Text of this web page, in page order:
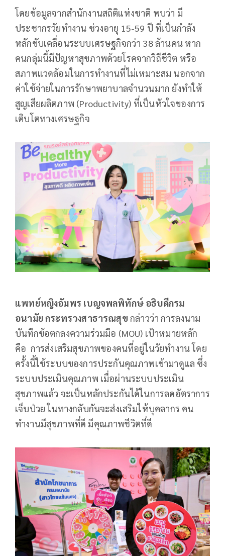
โดยข้อมูลจากสำนักงานสถิติแห่งชาติ พบว่า มี
ประชากรวัยทำงาน ช่วงอายุ 15-59 ปี ที่เป็นกำลัง
หลักขับเคลื่อนระบบเศรษฐกิจกว่า 38 ล้านคน หาก
คนกลุ่มนี้มีปัญหาสุขภาพด้วยโรคจากวิถีชีวิต หรือ
สภาพแวดล้อมในการทำงานที่ไม่เหมาะสม นอกจาก
ค่าใช้จ่ายในการรักษาพยาบาลจำนวนมาก ยังทำให้
สูญเสียผลิตภาพ (Productivity) ที่เป็นหัวใจของการ
เติบโตทางเศรษฐกิจ
แพทย์หญิงอัมพร เบญจพลพิทักษ์ อธิบดีกรม
อนามัยกระทรวงสาธารณสุข กล่าวว่า การลงนาม
บันทึกข้อตกลงความร่วมมือ (MOU) เป้าหมายหลัก
คือ การส่งเสริมสุขภาพของคนที่อยู่ในวัยทำงาน โดย
ครั้งนี้ใช้ระบบของการประกันคุณภาพเข้ามาดูแล ซึ่ง
ระบบประเมินคุณภาพ เมื่อผ่านระบบประเมิน
สุขภาพแล้ว จะเป็นหลักประกันได้ในการลดอัตราการ
เจ็บป่วย ในทางกลับกันจะส่งเสริมให้บุคลากร คน
ทำงานมีสุขภาพที่ดี มีคุณภาพชีวิตที่ดี